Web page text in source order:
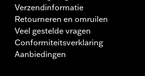
Verzendinformatie
Retourneren en omruilen
Veel gestelde vragen
Conformiteitsverklaring
Aanbiedingen